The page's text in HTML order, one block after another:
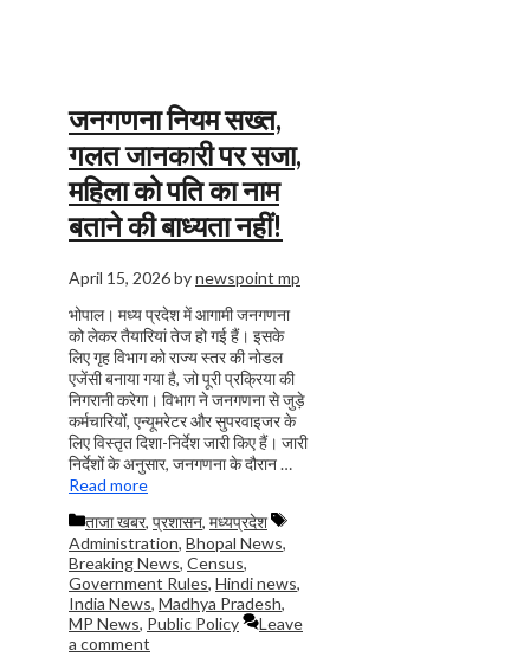
जनगणना नियम सख्त,
गलत जानकारी पर सजा,
महिला को पति का नाम
बताने की बाध्यता नहीं!
April 15, 2026bynewspoint mp
भोपाल। मध्य प्रदेश में आगामी जनगणना
को लेकर तैयारियां तेज हो गई हैं। इसके
लिए गृह विभाग को राज्य स्तर की नोडल
एजेंसी बनाया गया है, जो पूरी प्रक्रिया की
निगरानी करेगा। विभाग ने जनगणना से जुड़े
कर्मचारियों, एन्यूमरेटर और सुपरवाइजर के
लिए विस्तृत दिशा-निर्देश जारी किए हैं। जारी
निर्देशों के अनुसार, जनगणना के दौरान …
Read more
Categories
ताजा खबर, प्रशासन, मध्यप्रदेश
Tags
Administration, Bhopal News,
Breaking News, Census,
Government Rules, Hindi news,
India News, Madhya Pradesh,
MP News, Public Policy
Leave
a comment